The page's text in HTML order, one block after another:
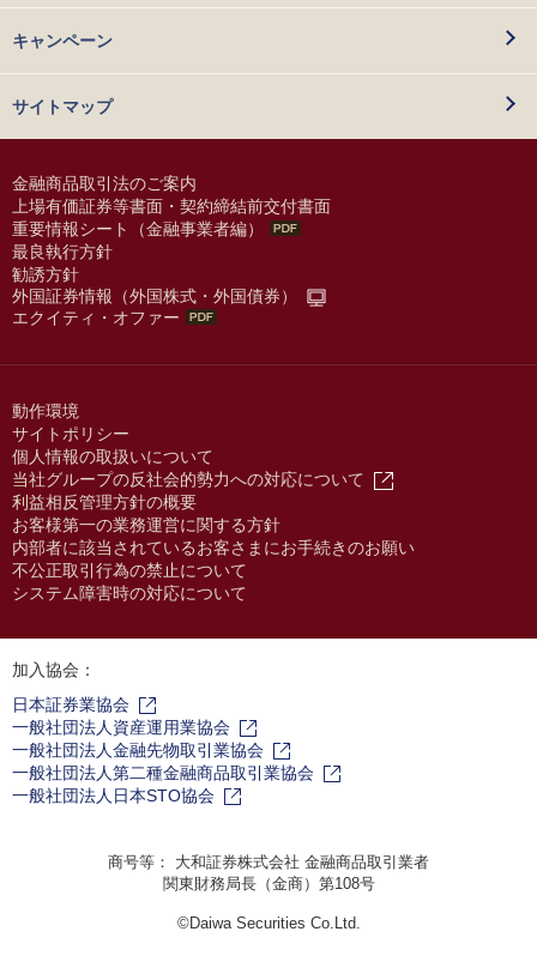
キャンペーン
サイトマップ
金融商品取引法のご案内
上場有価証券等書面・契約締結前交付書面
重要情報シート（金融事業者編）
最良執行方針
勧誘方針
外国証券情報（外国株式・外国債券）
エクイティ・オファー
動作環境
サイトポリシー
個人情報の取扱いについて
当社グループの反社会的勢力への対応について
利益相反管理方針の概要
お客様第一の業務運営に関する方針
内部者に該当されているお客さまにお手続きのお願い
不公正取引行為の禁止について
システム障害時の対応について
加入協会：
日本証券業協会
一般社団法人資産運用業協会
一般社団法人金融先物取引業協会
一般社団法人第二種金融商品取引業協会
一般社団法人日本STO協会
商号等： 大和証券株式会社 金融商品取引業者
関東財務局長（金商）第108号
©Daiwa Securities Co.Ltd.